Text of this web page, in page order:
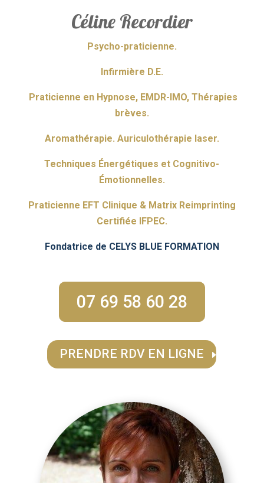
Céline Recordier
Psycho-praticienne.
Infirmière D.E.
Praticienne en Hypnose, EMDR-IMO, Thérapies
brèves.
Aromathérapie. Auriculothérapie laser.
Techniques Énergétiques et Cognitivo-
Émotionnelles.
Praticienne EFT Clinique & Matrix Reimprinting
Certifiée IFPEC.
Fondatrice de CELYS BLUE FORMATION
07 69 58 60 28
PRENDRE RDV EN LIGNE